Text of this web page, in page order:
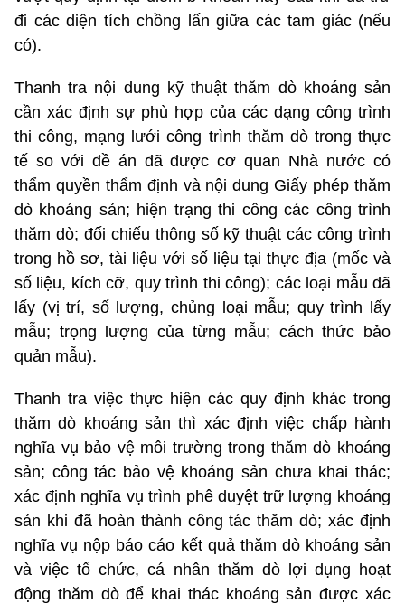
đi các diện tích chồng lấn giữa các tam giác (nếu
có).
Thanh tra nội dung kỹ thuật thăm dò khoáng sản
cần xác định sự phù hợp của các dạng công trình
thi công, mạng lưới công trình thăm dò trong thực
tế so với đề án đã được cơ quan Nhà nước có
thẩm quyền thẩm định và nội dung Giấy phép thăm
dò khoáng sản; hiện trạng thi công các công trình
thăm dò; đối chiếu thông số kỹ thuật các công trình
trong hồ sơ, tài liệu với số liệu tại thực địa (mốc và
số liệu, kích cỡ, quy trình thi công); các loại mẫu đã
lấy (vị trí, số lượng, chủng loại mẫu; quy trình lấy
mẫu; trọng lượng của từng mẫu; cách thức bảo
quản mẫu).
Thanh tra việc thực hiện các quy định khác trong
thăm dò khoáng sản thì xác định việc chấp hành
nghĩa vụ bảo vệ môi trường trong thăm dò khoáng
sản; công tác bảo vệ khoáng sản chưa khai thác;
xác định nghĩa vụ trình phê duyệt trữ lượng khoáng
sản khi đã hoàn thành công tác thăm dò; xác định
nghĩa vụ nộp báo cáo kết quả thăm dò khoáng sản
và việc tổ chức, cá nhân thăm dò lợi dụng hoạt
động thăm dò để khai thác khoáng sản được xác